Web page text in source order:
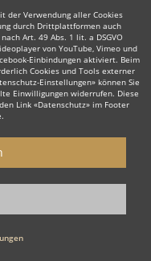
& Co. KG - Alle Rechte
der Verwendung aller Cookies
durch Drittplattformen auch
Art. 49 Abs. 1 lit. a DSGVO
von YouTube, Vimeo und
Einbindungen aktiviert. Beim
Cookies und Tools externer
Einstellungen» können Sie
Einwilligungen widerrufen. Diese
Link «Datenschutz» im Footer